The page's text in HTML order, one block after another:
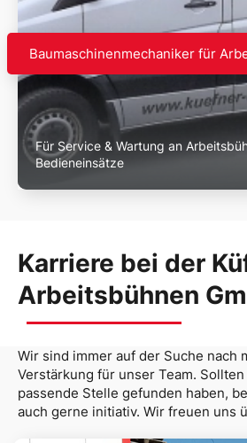
Baumaschinenmechaniker für
Für Service & Wartung an
Bedieneinsätze
Karriere bei der
Arbeitsbühnen
Wir sind immer auf der Suche nach
Verstärkung für unser Team.
passende Stelle gefunden haben,
auch gerne initiativ. Wir freuen uns